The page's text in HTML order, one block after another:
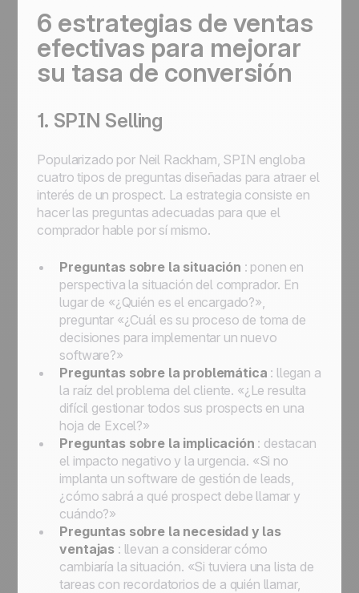
6 estrategias de ventas
efectivas para mejorar
su tasa de conversión
1. SPIN Selling
Popularizado por Neil Rackham, SPIN engloba
cuatro tipos de preguntas diseñadas para atraer el
interés de un prospect. La estrategia consiste en
hacer las preguntas adecuadas para que el
comprador hable por sí mismo.
Preguntas sobre la situación : ponen en
perspectiva la situación del comprador. En
lugar de «¿Quién es el encargado?»,
preguntar «¿Cuál es su proceso de toma de
decisiones para implementar un nuevo
software?»
Preguntas sobre la problemática : llegan a
la raíz del problema del cliente. «¿Le resulta
difícil gestionar todos sus prospects en una
hoja de Excel?»
Preguntas sobre la implicación : destacan
el impacto negativo y la urgencia. «Si no
implanta un software de gestión de leads,
¿cómo sabrá a qué prospect debe llamar y
cuándo?»
Preguntas sobre la necesidad y las
ventajas : llevan a considerar cómo
cambiaría la situación. «Si tuviera una lista de
tareas con recordatorios de a quién llamar,